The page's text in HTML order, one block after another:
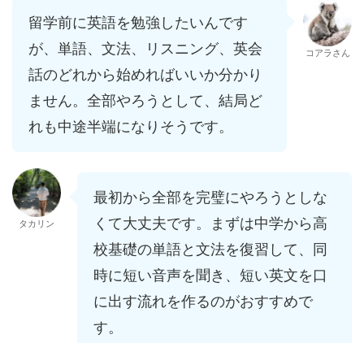
留学前に英語を勉強したいんです
が、単語、文法、リスニング、英会
話のどれから始めればいいか分かり
ません。全部やろうとして、結局ど
れも中途半端になりそうです。
コアラさん
タカリン
最初から全部を完璧にやろうとしな
くて大丈夫です。まずは中学から高
校基礎の単語と文法を復習して、同
時に短い音声を聞き、短い英文を口
に出す流れを作るのがおすすめで
す。